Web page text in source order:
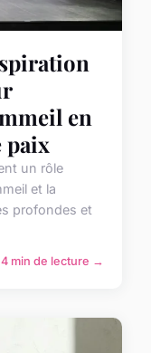
en
paix
un rôle
et la
profondes et
4 min de lecture →